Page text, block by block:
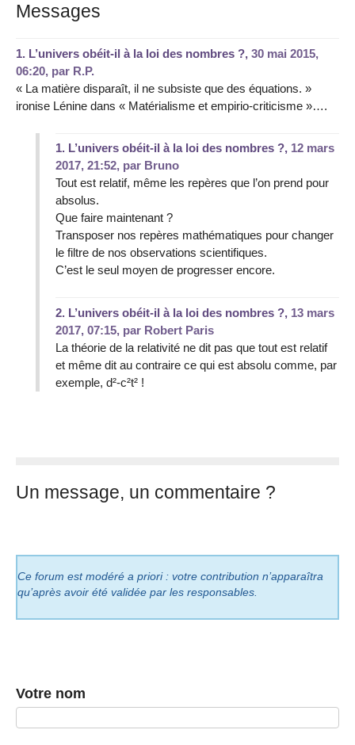
Messages
1. L’univers obéit-il à la loi des nombres ?, 30 mai 2015,
06:20, par R.P.
« La matière disparaît, il ne subsiste que des équations. »
ironise Lénine dans « Matérialisme et empirio-criticisme »….
1. L’univers obéit-il à la loi des nombres ?, 12 mars
2017, 21:52, par Bruno
Tout est relatif, même les repères que l’on prend pour
absolus.
Que faire maintenant ?
Transposer nos repères mathématiques pour changer
le filtre de nos observations scientifiques.
C’est le seul moyen de progresser encore.
2. L’univers obéit-il à la loi des nombres ?, 13 mars
2017, 07:15, par Robert Paris
La théorie de la relativité ne dit pas que tout est relatif
et même dit au contraire ce qui est absolu comme, par
exemple, d²-c²t² !
Un message, un commentaire ?
Ce forum est modéré a priori : votre contribution n’apparaîtra
qu’après avoir été validée par les responsables.
Votre nom